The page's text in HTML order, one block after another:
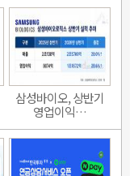
삼성바이오, 상반기
영업이익…